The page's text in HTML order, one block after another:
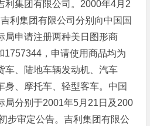
利集团有限公司。2000年4月2
利集团有限公司分别向中国国
局申请注册两种美日图形商
1757344，申请使用商品均为
车、陆地车辆发动机、汽车
身、摩托车、轻型客车。中国
局分别于2001年5月21日及200
步审定公告。吉利集团有限公